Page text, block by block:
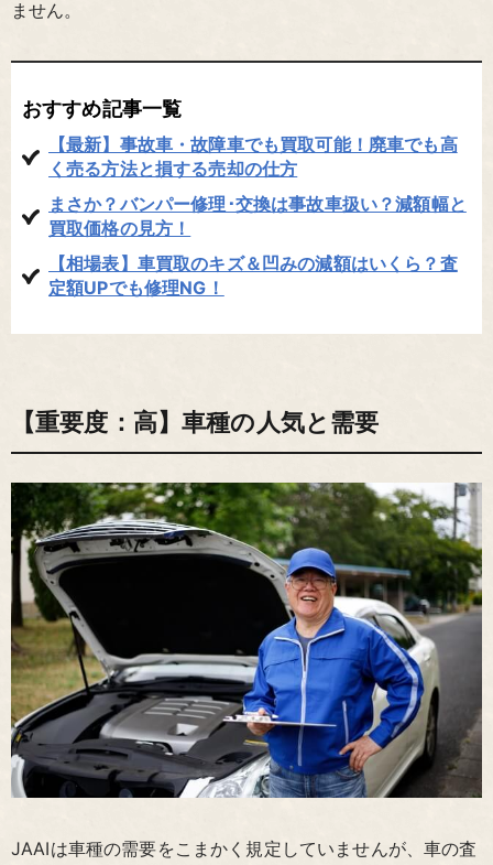
ません。
おすすめ記事一覧
【最新】事故車・故障車でも買取可能！廃車でも高
く売る方法と損する売却の仕方
まさか？バンパー修理･交換は事故車扱い？減額幅と
買取価格の見方！
【相場表】車買取のキズ＆凹みの減額はいくら？査
定額UPでも修理NG！
【重要度：高】車種の人気と需要
JAAIは車種の需要をこまかく規定していませんが、車の査